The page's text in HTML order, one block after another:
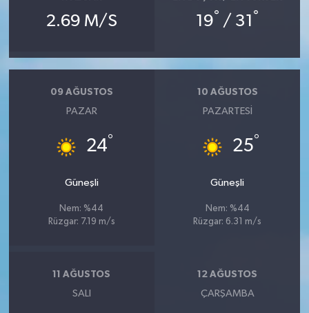
2.69 M/S 19° / 31 °
09 AĞUSTOS
PAZAR
24°
Güneşli
Nem: %44
Rüzgar: 7.19 m/s
10 AĞUSTOS
PAZARTESI
25°
Güneşli
Nem: %44
Rüzgar: 6.31 m/s
11 AĞUSTOS
SALI
12 AĞUSTOS
ÇARŞAMBA